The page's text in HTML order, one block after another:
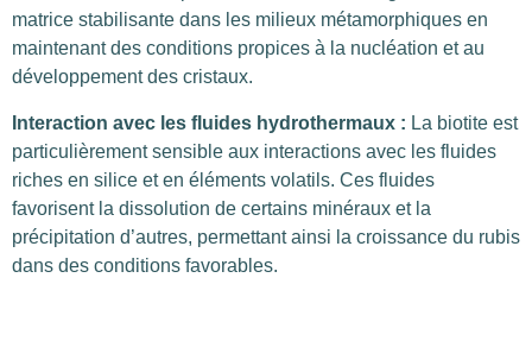
matrice stabilisante dans les milieux métamorphiques en
maintenant des conditions propices à la nucléation et au
développement des cristaux.
Interaction avec les fluides hydrothermaux : La biotite est
particulièrement sensible aux interactions avec les fluides
riches en silice et en éléments volatils. Ces fluides
favorisent la dissolution de certains minéraux et la
précipitation d’autres, permettant ainsi la croissance du rubis
dans des conditions favorables.